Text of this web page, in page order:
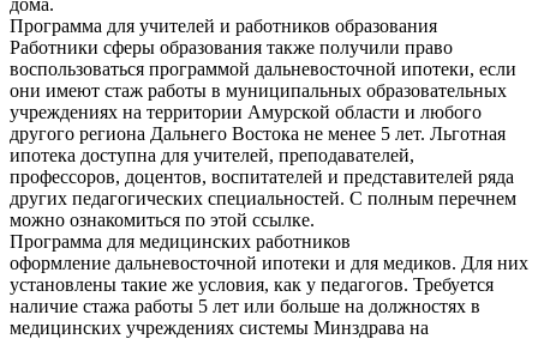
Программа для учителей и работников образования
Работники сферы образования также получили право
воспользоваться программой дальневосточной ипотеки, если
они имеют стаж работы в муниципальных образовательных
учреждениях на территории Амурской области и любого
другого региона Дальнего Востока не менее 5 лет. Льготная
ипотека доступна для учителей, преподавателей,
профессоров, доцентов, воспитателей и представителей ряда
других педагогических специальностей. С полным перечнем
можно ознакомиться по этой ссылке.
Программа для медицинских работников
оформление дальневосточной ипотеки и для медиков. Для них
установлены такие же условия, как у педагогов. Требуется
наличие стажа работы 5 лет или больше на должностях в
медицинских учреждениях системы Минздрава на